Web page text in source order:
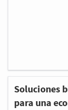
Soluciones
para una